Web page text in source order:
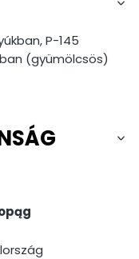
P-145
(gyümölcsös)